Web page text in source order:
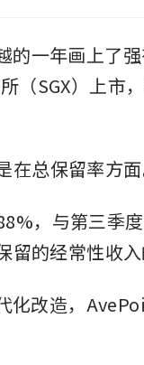
一年画上了
SGX）上市
总保留率方面
，与第三季
的经常性收入
化改造，